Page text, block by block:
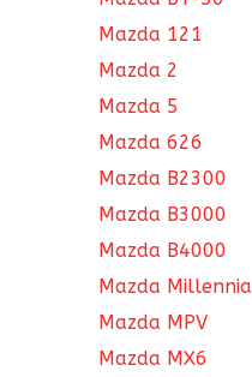
Mazda 121
Mazda 2
Mazda 5
Mazda 626
Mazda B2300
Mazda B3000
Mazda B4000
Mazda Millennia
Mazda MPV
Mazda MX6